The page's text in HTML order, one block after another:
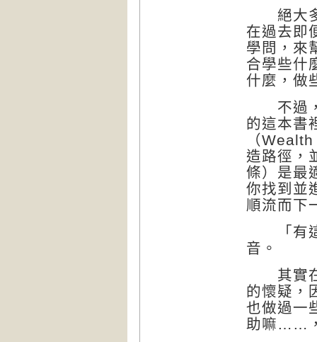
絕大多
在過去即
學問，來
合學些什
什麼，做
不過，
的這本書
（
造路徑，
條）是最
你找到並
順流而
「有這
音。
其實在
的懷疑，
也做過一
助嘛……